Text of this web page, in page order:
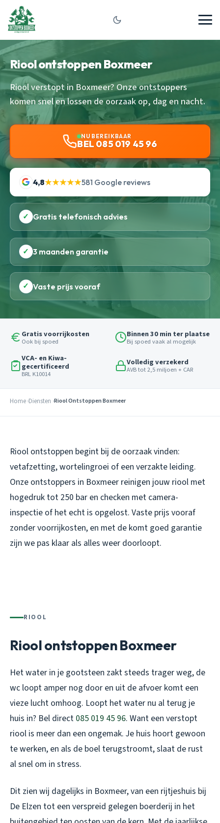
Riool ontstoppen Boxmeer
Riool verstopt in Boxmeer? Onze ontstoppers
komen snel en lossen de oorzaak op, dag en nacht.
NU BEREIKBAAR
BEL 085 019 45 96
4,8★★★★★581 Google reviews
✓ Gratis telefonisch advies
✓ 3 maanden garantie
✓ Vaste prijs vooraf
Gratis voorrijkosten
Ook bij spoed
Binnen 30 min ter plaatse
Bij spoed vaak al mogelijk
VCA- en Kiwa-
gecertificeerd
BRL K10014
Volledig verzekerd
AVB tot 2,5 miljoen + CAR
Home Diensten Riool Ontstoppen Boxmeer
Riool ontstoppen begint bij de oorzaak vinden:
vetafzetting, wortelingroei of een verzakte leiding.
Onze ontstoppers in Boxmeer reinigen jouw riool met
hogedruk tot 250 bar en checken met camera-
inspectie of het echt is opgelost. Vaste prijs vooraf
zonder voorrijkosten, en met de komt goed garantie
zijn we pas klaar als alles weer doorloopt.
RIOOL
Riool ontstoppen Boxmeer
Het water in je gootsteen zakt steeds trager weg, de
wc loopt amper nog door en uit de afvoer komt een
vieze lucht omhoog. Loopt het water nu al terug je
huis in? Bel direct 085 019 45 96. Want een verstopt
riool is meer dan een ongemak. Je huis hoort gewoon
te werken, en als de boel terugstroomt, slaat de rust
al snel om in stress.
Dit zien wij dagelijks in Boxmeer, van een rijtjeshuis bij
De Elzen tot een verspreid gelegen boerderij in het